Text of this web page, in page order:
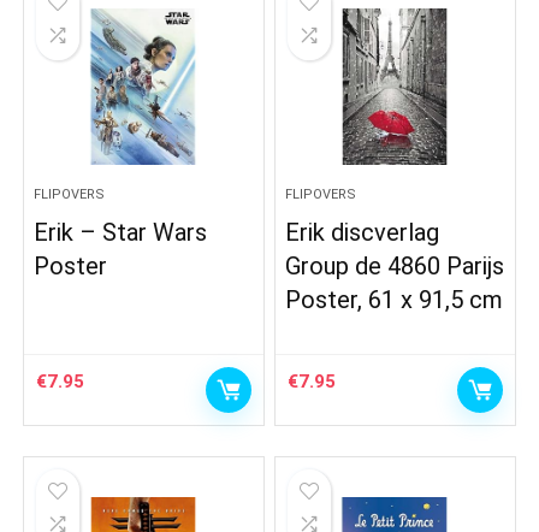
FLIPOVERS
Erik – Star Wars
Poster
€7.95
FLIPOVERS
Erik discverlag
Group de 4860 Parijs
Poster, 61 x 91,5 cm
€7.95